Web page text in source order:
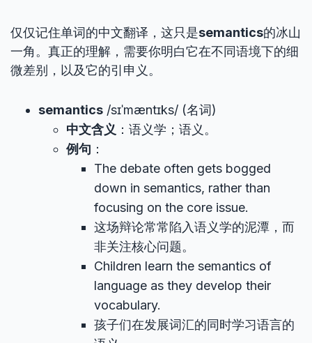
仅仅记住单词的中文翻译，这只是semantics的冰山
一角。真正的理解，需要你明白它在不同语境下的细
微差别，以及它的引申义。
semantics /sɪˈmæntɪks/ (名词)
中文含义 ：语义学；语义。
例句 ：
The debate often gets bogged
down in semantics, rather than
focusing on the core issue.
这场辩论常常陷入语义学的泥潭，而
非关注核心问题。
Children learn the semantics of
language as they develop their
vocabulary.
孩子们在发展词汇的同时学习语言的